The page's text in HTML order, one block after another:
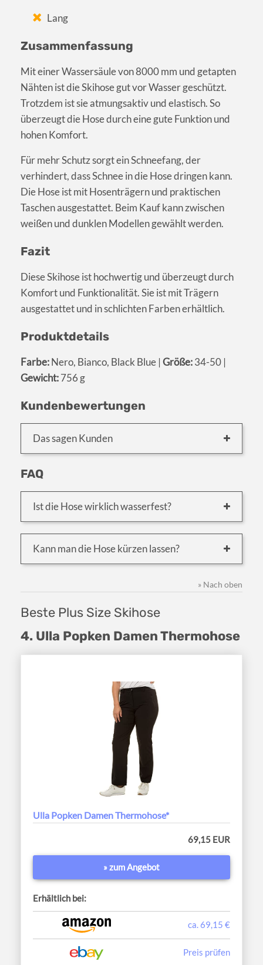
Lang
Zusammenfassung
Mit einer Wassersäule von 8000 mm und getapten
Nähten ist die Skihose gut vor Wasser geschützt.
Trotzdem ist sie atmungsaktiv und elastisch. So
überzeugt die Hose durch eine gute Funktion und
hohen Komfort.
Für mehr Schutz sorgt ein Schneefang, der
verhindert, dass Schnee in die Hose dringen kann.
Die Hose ist mit Hosenträgern und praktischen
Taschen ausgestattet. Beim Kauf kann zwischen
weißen und dunklen Modellen gewählt werden.
Fazit
Diese Skihose ist hochwertig und überzeugt durch
Komfort und Funktionalität. Sie ist mit Trägern
ausgestattet und in schlichten Farben erhältlich.
Produktdetails
Farbe:Nero, Bianco, Black Blue | Größe:34-50 |
Gewicht:756 g
Kundenbewertungen
Das sagen Kunden
FAQ
Ist die Hose wirklich wasserfest?
Kann man die Hose kürzen lassen?
» Nach oben
Beste Plus Size Skihose
4. Ulla Popken Damen Thermohose
Ulla Popken Damen Thermohose*
69,15 EUR
» zum Angebot
Erhältlich bei:
ca. 69,15 €
Preis prüfen